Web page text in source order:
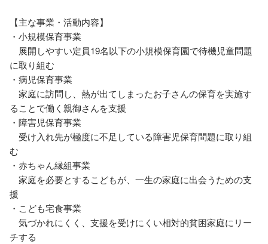
【主な事業・活動内容】
・小規模保育事業
展開しやすい定員19名以下の小規模保育園で待機児童問題
に取り組む
・病児保育事業
家庭に訪問し、熱が出てしまったお子さんの保育を実施す
ることで働く親御さんを支援
・障害児保育事業
受け入れ先が極度に不足している障害児保育問題に取り組
む
・赤ちゃん縁組事業
家庭を必要とするこどもが、一生の家庭に出会うための支
援
・こども宅食事業
気づかれにくく、支援を受けにくい相対的貧困家庭にリー
チする